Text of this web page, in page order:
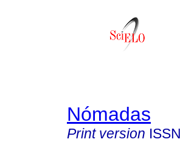
Nómadas
Print version ISSN